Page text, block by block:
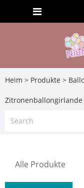
Heim > Produkte >
Zitronenballongirlande
Alle Produkte